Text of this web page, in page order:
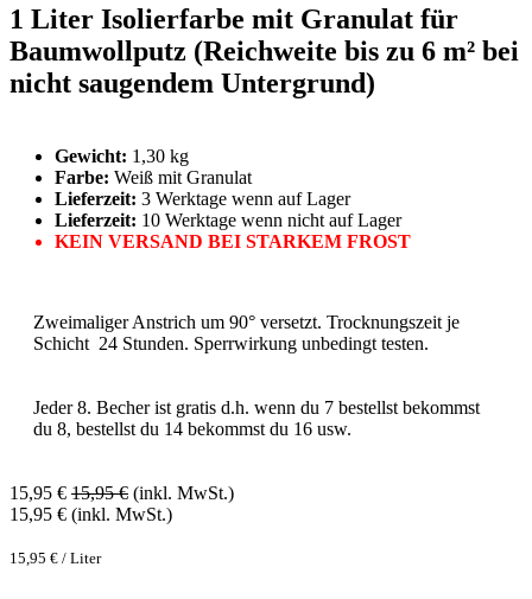
1 Liter Isolierfarbe mit Granulat für
Baumwollputz (Reichweite bis zu 6 m² bei
nicht saugendem Untergrund)
Gewicht: 1,30 kg
Farbe: Weiß mit Granulat
Lieferzeit: 3 Werktage wenn auf Lager
Lieferzeit: 10 Werktage wenn nicht auf Lager
KEIN VERSAND BEI STARKEM FROST
Zweimaliger Anstrich um 90° versetzt. Trocknungszeit je
Schicht 24 Stunden. Sperrwirkung unbedingt testen.
Jeder 8. Becher ist gratis d.h. wenn du 7 bestellst bekommst
du 8, bestellst du 14 bekommst du 16 usw.
15,95 € 15,95€ (inkl. MwSt.)
15,95 € (inkl. MwSt.)
15,95 € / Liter